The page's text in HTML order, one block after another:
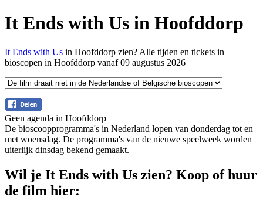
It Ends with Us in Hoofddorp
It Ends with Us in Hoofddorp zien? Alle tijden en tickets in
bioscopen in Hoofddorp vanaf 09 augustus 2026
Geen agenda in Hoofddorp
De bioscoopprogramma's in Nederland lopen van donderdag tot en
met woensdag. De programma's van de nieuwe speelweek worden
uiterlijk dinsdag bekend gemaakt.
Wil je It Ends with Us zien? Koop of huur
de film hier: